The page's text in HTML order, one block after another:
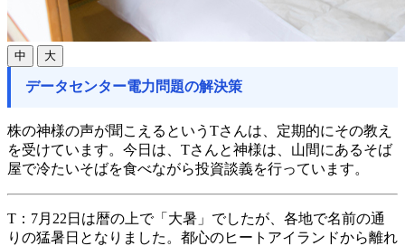
中 大
データセンター電力問題の解決策
株の神様の声が聞こえるというTさんは、定期的にその教え
を受けています。今日は、Tさんと神様は、山間にあるそば
屋で冷たいそばを食べながら投資談義を行っています。
T： 7月22日は暦の上で「大暑」でしたが、各地で名前の通
りの猛暑日となりました。都心のヒートアイランドから離れ